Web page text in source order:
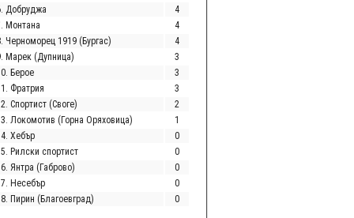
Добруджа
4
Монтана
4
Черноморец 1919 (Бургас)
4
Марек (Дупница)
3
Берое
3
Фратрия
3
Спортист (Своге)
2
Локомотив (Горна Оряховица)
1
Хебър
0
Рилски спортист
0
Янтра (Габрово)
0
Несебър
0
Пирин (Благоевград)
0